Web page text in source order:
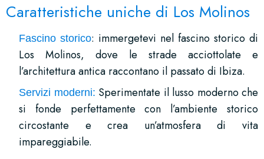
Caratteristiche uniche di Los Molinos
Fascino storico: immergetevi nel fascino storico di
Los Molinos, dove le strade acciottolate e
l’architettura antica raccontano il passato di Ibiza.
Servizi moderni: Sperimentate il lusso moderno che
si fonde perfettamente con l’ambiente storico
circostante e crea un’atmosfera di vita
impareggiabile.